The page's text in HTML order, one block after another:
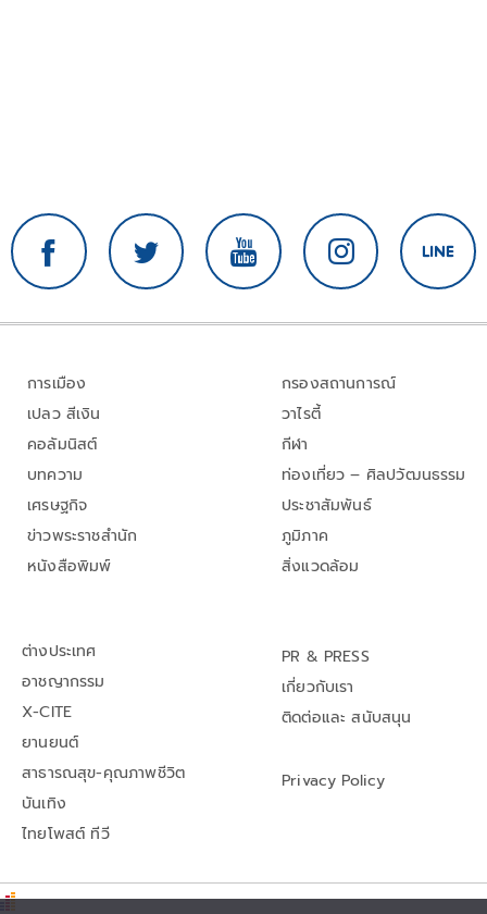
การเมือง
เปลว สีเงิน
คอลัมนิสต์
บทความ
เศรษฐกิจ
ข่าวพระราชสำนัก
หนังสือพิมพ์
กรองสถานการณ์
วาไรตี้
กีฬา
ท่องเที่ยว – ศิลปวัฒนธรรม
ประชาสัมพันธ์
ภูมิภาค
สิ่งแวดล้อม
ต่างประเทศ
อาชญากรรม
X-CITE
ยานยนต์
สาธารณสุข-คุณภาพชีวิต
บันเทิง
ไทยโพสต์ ทีวี
PR & PRESS
เกี่ยวกับเรา
ติดต่อและ สนับสนุน
Privacy Policy